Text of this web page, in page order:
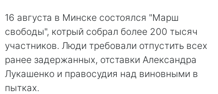
16 августа в Минске состоялся "Марш
свободы", котрый собрал более 200 тысяч
участников. Люди требовали отпустить всех
ранее задержанных, отставки Александра
Лукашенко и правосудия над виновными в
пытках.